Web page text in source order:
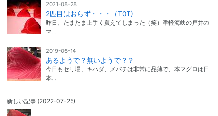
2021-08-28
2匹目はおらず・・・（T0T)
昨日、たまたま上手く買えてしまった（笑）津軽海峡の戸井の
マ…
2019-06-14
あるようで？無いようで？？
今日もセリ場、キハダ、メバチは非常に品薄で、本マグロは日
本…
新しい記事 (2022-07-25)